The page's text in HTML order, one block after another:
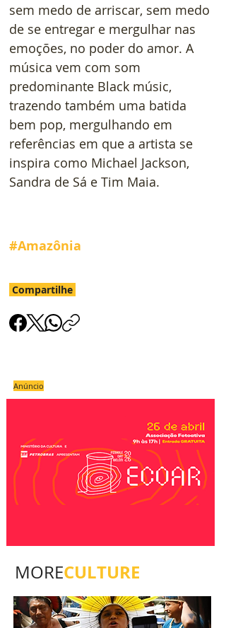
sem medo de arriscar, sem medo
de se entregar e mergulhar nas
emoções, no poder do amor. A
música vem com som
predominante Black músic,
trazendo também uma batida
bem pop, mergulhando em
referências em que a artista se
inspira como Michael Jackson,
Sandra de Sá e Tim Maia.
#Amazônia
Compartilhe
Anúncio
MORECULTURE